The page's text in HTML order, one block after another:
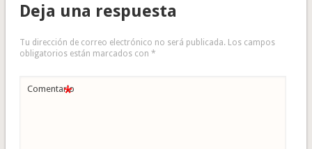
Deja una respuesta
Tu dirección de correo electrónico no será publicada. Los campos
obligatorios están marcados con *
Comentario
*